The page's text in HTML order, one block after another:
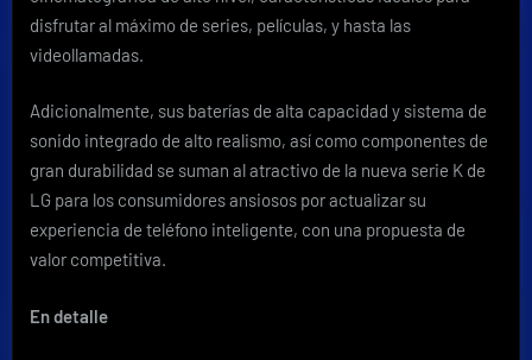
disfrutar al máximo de series, películas, y hasta las
videollamadas.
Adicionalmente, sus baterías de alta capacidad y sistema de
sonido integrado de alto realismo, así como componentes de
gran durabilidad se suman al atractivo de la nueva serie K de
LG para los consumidores ansiosos por actualizar su
experiencia de teléfono inteligente, con una propuesta de
valor competitiva.
En detalle